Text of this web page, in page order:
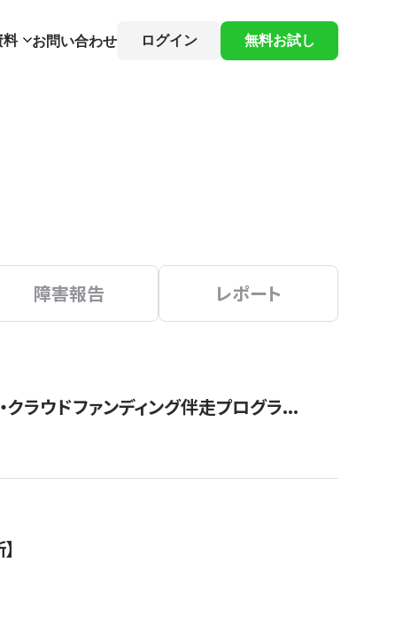
料 お問い合わせ ログイン 無料お試し
障害報告 レポート
ラウドファンディング伴走プログラ...